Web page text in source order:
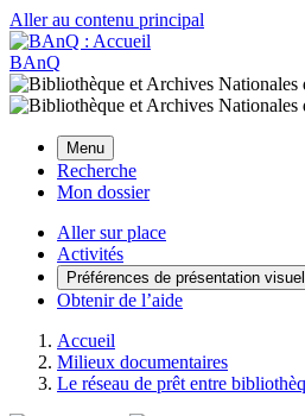
Aller au contenu principal
BAnQ
Menu
Recherche
Mon dossier
Aller sur place
Activités
Préférences de présentation
Obtenir de l’aide
Accueil
Milieux documentaires
Le réseau de prêt entre